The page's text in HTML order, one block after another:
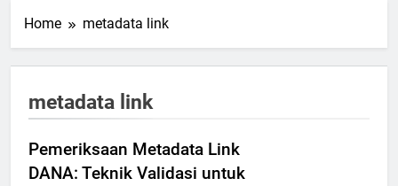
Home metadata link
metadata link
Pemeriksaan Metadata Link
DANA: Teknik Validasi untuk